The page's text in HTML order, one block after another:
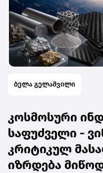
ბელა გელაშვილი
კოსმოსური
საფუძველი -
კრიტიკულ
იზრდება